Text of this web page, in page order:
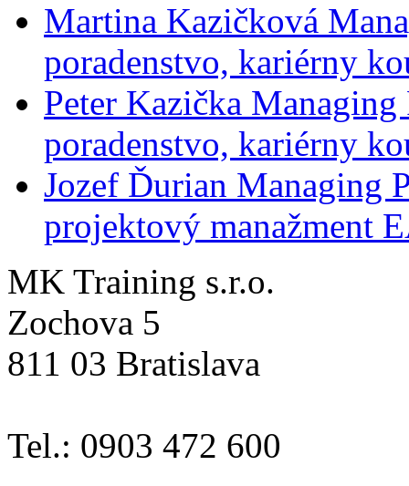
Martina Kazičková
poradenstvo, kariérny
Peter Kazička
poradenstvo, kariérny
Jozef Ďurian Managing
projektový manažment
MK Training s.r.o.
Zochova 5
811 03 Bratislava
Tel.: 0903 472 600